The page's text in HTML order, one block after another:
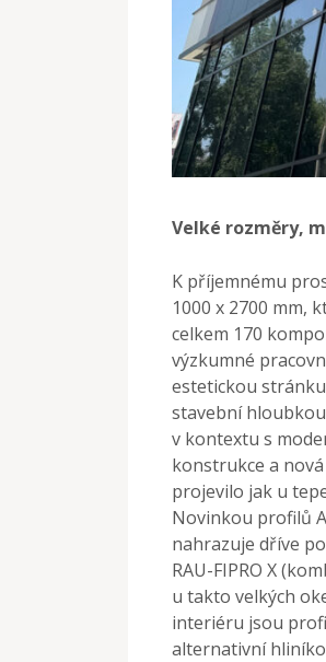
Velké rozměry,
K příjemnému
1000 x 2700 mm,
celkem 170
výzkumné
estetickou
stavební
v kontextu s
konstrukce a
projevilo jak u
Novinkou profilů
nahrazuje dříve
RAU-FIPRO X
u takto velkých
interiéru jsou
alternativní